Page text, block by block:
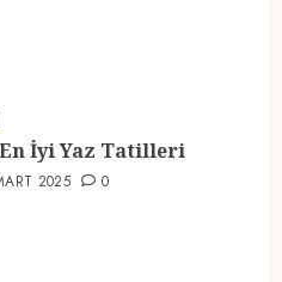
En İyi Yaz Tatilleri
2025 0